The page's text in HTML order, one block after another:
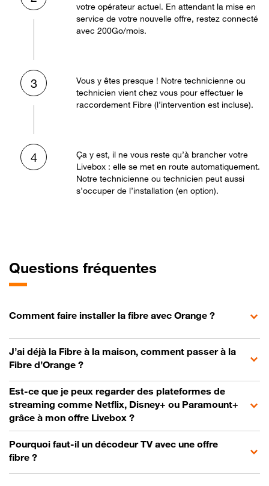
votre opérateur actuel. En attendant la mise en
service de votre nouvelle offre, restez connecté
avec 200Go/mois.
3
Vous y êtes presque ! Notre technicienne ou
technicien vient chez vous pour effectuer le
raccordement Fibre (l’intervention est incluse).
4
Ça y est, il ne vous reste qu’à brancher votre
Livebox : elle se met en route automatiquement.
Notre technicienne ou technicien peut aussi
s’occuper de l’installation (en option).
Questions fréquentes
Comment faire installer la fibre avec Orange ?
J’ai déjà la Fibre à la maison, comment passer à la
Fibre d’Orange ?
Est-ce que je peux regarder des plateformes de
streaming comme Netflix, Disney+ ou Paramount+
grâce à mon offre Livebox ?
Pourquoi faut-il un décodeur TV avec une offre
fibre ?